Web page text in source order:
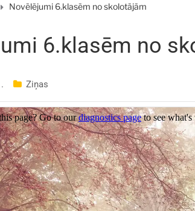
Novēlējumi 6.klasēm no skolotājām
6.klasēm no
Ziņas